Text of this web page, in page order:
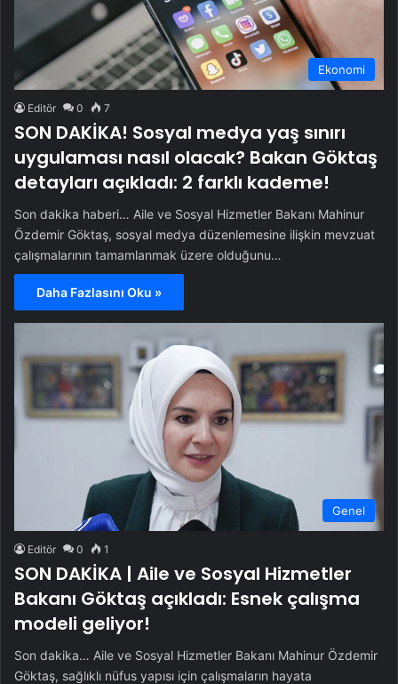
Ekonomi
Editör 0 7
SON DAKİKA! Sosyal medya yaş sınırı
uygulaması nasıl olacak? Bakan Göktaş
detayları açıkladı: 2 farklı kademe!
Son dakika haberi… Aile ve Sosyal Hizmetler Bakanı Mahinur
Özdemir Göktaş, sosyal medya düzenlemesine ilişkin mevzuat
çalışmalarının tamamlanmak üzere olduğunu…
Daha Fazlasını Oku »
Genel
Editör 0 1
SON DAKİKA | Aile ve Sosyal Hizmetler
Bakanı Göktaş açıkladı: Esnek çalışma
modeli geliyor!
Son dakika… Aile ve Sosyal Hizmetler Bakanı Mahinur Özdemir
Göktaş, sağlıklı nüfus yapısı için çalışmaların hayata